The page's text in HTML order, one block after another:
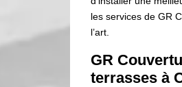
les services de GR
l’art.
GR
terrasses à